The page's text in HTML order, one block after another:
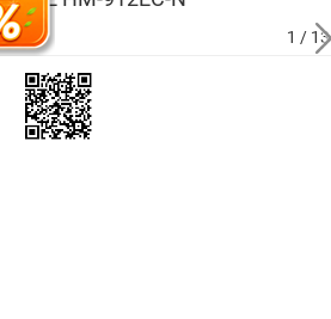
1 / 13